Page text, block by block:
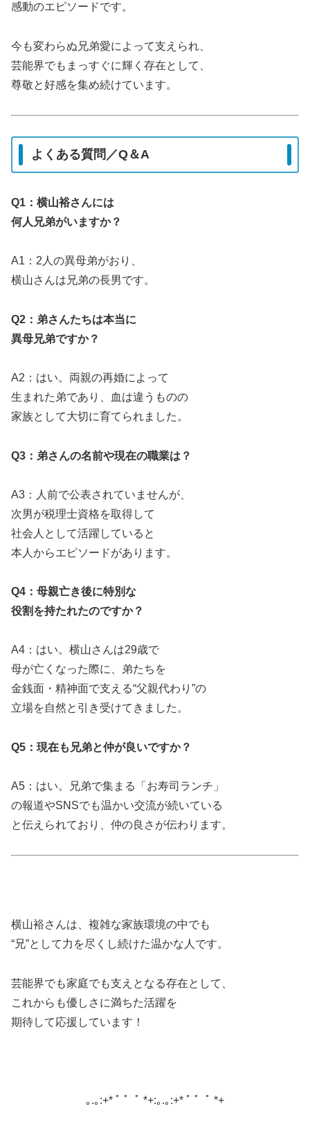
感動のエピソードです。
今も変わらぬ兄弟愛によって支えられ、
芸能界でもまっすぐに輝く存在として、
尊敬と好感を集め続けています。
よくある質問／Q＆A
Q1：横山裕さんには
何人兄弟がいますか？
A1：2人の異母弟がおり、
横山さんは兄弟の長男です。
Q2：弟さんたちは本当に
異母兄弟ですか？
A2：はい。両親の再婚によって
生まれた弟であり、血は違うものの
家族として大切に育てられました。
Q3：弟さんの名前や現在の職業は？
A3：人前で公表されていませんが、
次男が税理士資格を取得して
社会人として活躍していると
本人からエピソードがあります。
Q4：母親亡き後に特別な
役割を持たれたのですか？
A4：はい。横山さんは29歳で
母が亡くなった際に、弟たちを
金銭面・精神面で支える“父親代わり”の
立場を自然と引き受けてきました。
Q5：現在も兄弟と仲が良いですか？
A5：はい。兄弟で集まる「お寿司ランチ」
の報道やSNSでも温かい交流が続いている
と伝えられており、仲の良さが伝わります。
横山裕さんは、複雑な家族環境の中でも
“兄”として力を尽くし続けた温かな人です。
芸能界でも家庭でも支えとなる存在として、
これからも優しさに満ちた活躍を
期待して応援しています！
｡.｡:+* ﾟ ゜ﾟ *+:｡.｡:+* ﾟ ゜ﾟ *+